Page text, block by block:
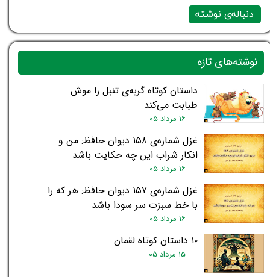
دنباله‌ی نوشته
داستان کوتاه گربه‌ی تنبل را موش
طبابت می‌کند
۱۶ مرداد ۰۵
غزل شماره‌ی ۱۵۸ دیوان حافظ: من و
انکار شراب این چه حکایت باشد
۱۶ مرداد ۰۵
غزل شماره‌ی ۱۵۷ دیوان حافظ: هر که را
با خط سبزت سر سودا باشد
۱۶ مرداد ۰۵
۱۰ داستان کوتاه لقمان
۱۵ مرداد ۰۵
نوشته‌های تازه